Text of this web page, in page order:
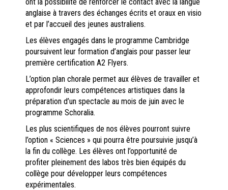
anglaise à travers des échanges écrits et oraux en visio
et par l’accueil des jeunes australiens.
Les élèves engagés dans le programme Cambridge
poursuivent leur formation d’anglais pour passer leur
première certification A2 Flyers.
L’option plan chorale permet aux élèves de travailler et
approfondir leurs compétences artistiques dans la
préparation d’un spectacle au mois de juin avec le
programme Schoralia.
Les plus scientifiques de nos élèves pourront suivre
l’option « Sciences » qui pourra être poursuivie jusqu’à
la fin du collège. Les élèves ont l’opportunité de
profiter pleinement des labos très bien équipés du
collège pour développer leurs compétences
expérimentales.